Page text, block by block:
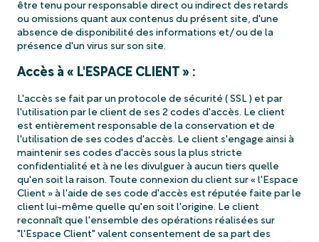
être tenu pour responsable direct ou indirect des retards
ou omissions quant aux contenus du présent site, d'une
absence de disponibilité des informations et/ ou de la
présence d'un virus sur son site.
Accès à « L'ESPACE CLIENT » :
L'accès se fait par un protocole de sécurité ( SSL ) et par
l'utilisation par le client de ses 2 codes d'accès. Le client
est entièrement responsable de la conservation et de
l'utilisation de ses codes d'accès. Le client s'engage ainsi à
maintenir ses codes d'accès sous la plus stricte
confidentialité et à ne les divulguer à aucun tiers quelle
qu'en soit la raison. Toute connexion du client sur « l'Espace
Client » à l'aide de ses code d'accès est réputée faite par le
client lui-même quelle qu'en soit l'origine. Le client
reconnaît que l'ensemble des opérations réalisées sur
"l'Espace Client" valent consentement de sa part des